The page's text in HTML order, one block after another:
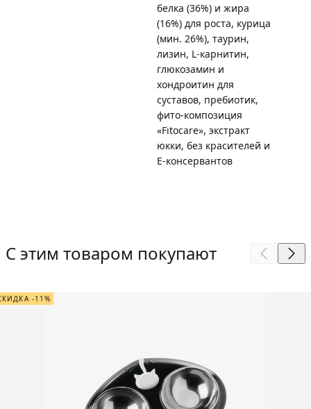
белка (36%) и жира
(16%) для роста, курица
(мин. 26%), таурин,
лизин, L-карнитин,
глюкозамин и
хондроитин для
суставов, пребиотик,
фито-композиция
«Fitocare», экстракт
юкки, без красителей и
Е-консервантов
С этим товаром покупают
-11%